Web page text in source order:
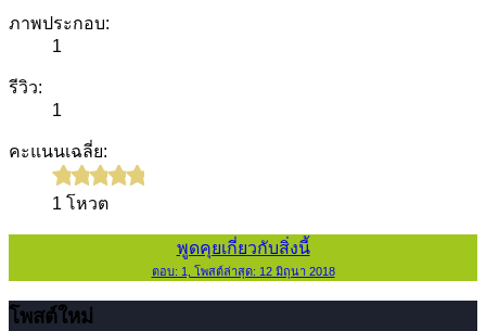
ภาพประกอบ:
1
รีวิว:
1
คะแนนเฉลี่ย:
1 โหวต
พูดคุยเกี่ยวกับสิ่งนี้
ตอบ: 1, โพสต์ล่าสุด: 12 มิถุนา 2018
โพสต์ใหม่